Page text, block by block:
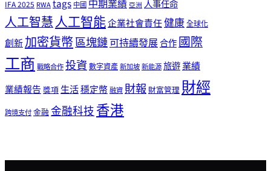
IFA 2025 RWAtags 中國 中期業績 亞洲 人事任命
人工智慧人工智能企業社會責任健康全球化
創新加密貨幣區塊鏈可持續發展合作國際
工商 戰略合作投資數字資產新加坡新能源旅遊業績
業績報告 獎項生活穩定幣融資 財報 財富管理財經
跨境支付金融 金融科技香港